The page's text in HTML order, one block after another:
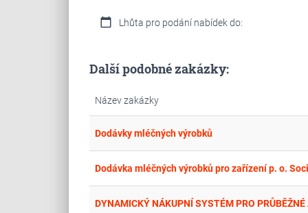
calendar_today Lhůta pro podání nabídek do:
Další podobné zakázky:
Název zakázky
Dodávky mléčných výrobků
Dodávka mléčných výrobků pro zařízení p. o.
DYNAMICKÝ NÁKUPNÍ SYSTÉM PRO